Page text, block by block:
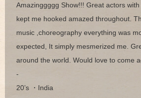
Amazinggggg Show!!! Great actors
kept me hooked amazed throughout.
music ,choreography everything was
expected, It simply mesmerized me.
around the world. Would love to
-
20’s ・India